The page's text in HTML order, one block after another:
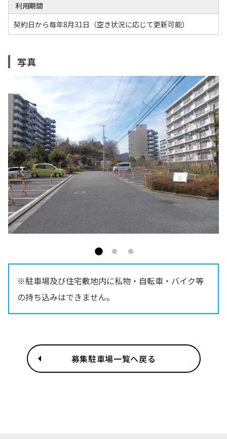
利用期間
契約日から毎年8月31日（空き状況に応じて更新可能）
写真
※駐車場及び住宅敷地内に私物・自転車・バイク等
の持ち込みはできません。
募集駐車場一覧へ戻る